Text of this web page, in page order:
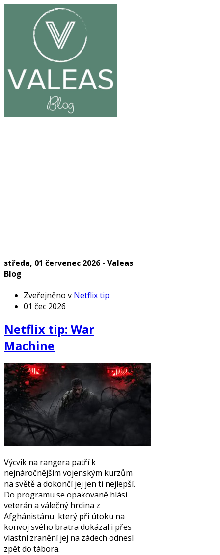
středa, 01 červenec 2026 - Valeas
Blog
Zveřejněno v Netflix tip
01 čec 2026
Netflix tip: War
Machine
Výcvik na rangera patří k
nejnáročnějším vojenským kurzům
na světě a dokončí jej jen ti nejlepší.
Do programu se opakovaně hlásí
veterán a válečný hrdina z
Afghánistánu, který při útoku na
konvoj svého bratra dokázal i přes
vlastní zranění jej na zádech odnesl
zpět do tábora.